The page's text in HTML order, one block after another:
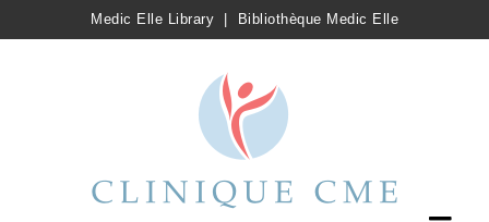
Medic Elle Library Bibliothèque Medic Elle